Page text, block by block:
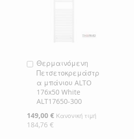
Θερμαινόμενη
Πετσετοκρεμάστρ
α μπάνιου ALTO
176x50 White
ALT17650-300
Ειδική
Τιμή
149,00 € Κανονική τιμή
184,76 €
Προσθήκη
στο
Καλάθι